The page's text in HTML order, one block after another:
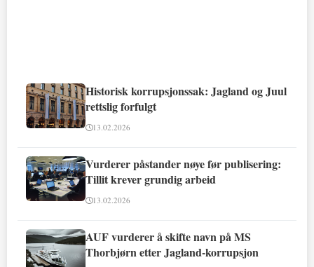
Historisk korrupsjonssak: Jagland og Juul
rettslig forfulgt
13.02.2026
Vurderer påstander nøye før publisering:
Tillit krever grundig arbeid
13.02.2026
AUF vurderer å skifte navn på MS
Thorbjørn etter Jagland-korrupsjon